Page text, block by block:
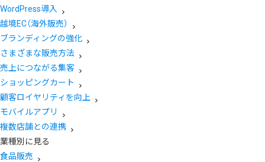
WordPress導入
越境EC（海外販売）
ブランディングの強化
さまざまな販売方法
売上につながる集客
ショッピングカート
顧客ロイヤリティを向上
モバイルアプリ
複数店舗との連携
業種別に見る
食品販売